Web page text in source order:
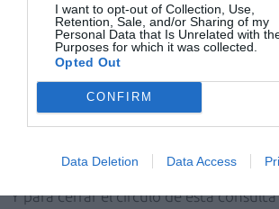
I want to opt-out of Collection, Use,
Retention, Sale, and/or Sharing of my
Personal Data that Is Unrelated with
Purposes for which it was collected.
Opted Out
CONFIRM
Data Deletion Data Access
irrelevantes a dichos efectos los
establezca la normativa autonómica
tema es la práctica tributaria y la
Agencia Tributaria Estatal en IRPF en
Ojo avizor con posibles imputaciones
patrimoniales a título oneroso por «la
donación.
Y para cerrar el círculo de esta